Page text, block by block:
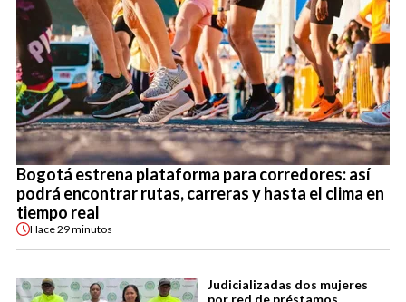
Bogotá estrena plataforma para corredores: así
podrá encontrar rutas, carreras y hasta el clima en
tiempo real
Hace29 minutos
Judicializadas dos mujeres